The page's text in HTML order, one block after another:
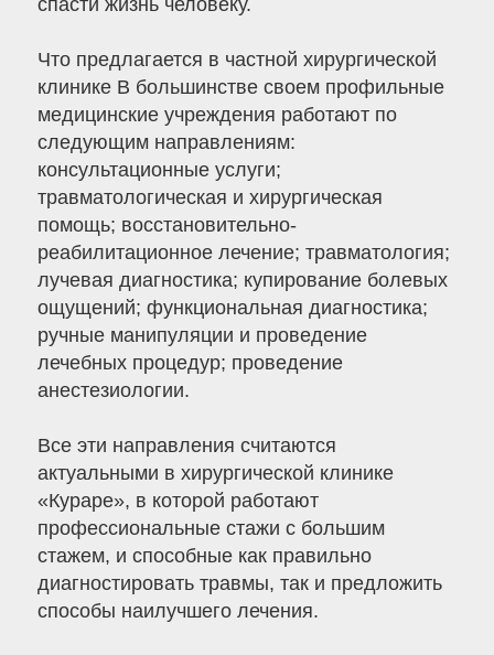
спасти жизнь человеку.
Что предлагается в частной хирургической
клинике В большинстве своем профильные
медицинские учреждения работают по
следующим направлениям:
консультационные услуги;
травматологическая и хирургическая
помощь; восстановительно-
реабилитационное лечение; травматология;
лучевая диагностика; купирование болевых
ощущений; функциональная диагностика;
ручные манипуляции и проведение
лечебных процедур; проведение
анестезиологии.
Все эти направления считаются
актуальными в хирургической клинике
«Кураре», в которой работают
профессиональные стажи с большим
стажем, и способные как правильно
диагностировать травмы, так и предложить
способы наилучшего лечения.